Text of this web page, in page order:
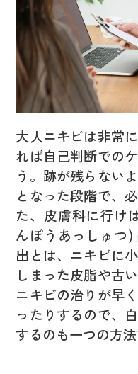
大人ニキビは非常
れば自己判断での
う。跡が残らない
となった段階で、
た、皮膚科に行け
んぽうあっしゅつ
出とは、ニキビに
しまった皮脂や古
ニキビの治りが早
ったりするので、
するのも一つの方法